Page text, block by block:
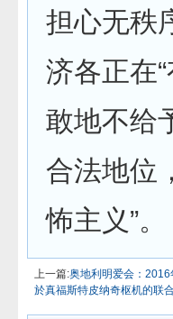
担心无秩
济各正在
敢地不给
合法地位
怖主义”。
上一篇:奥地利明爱会：
於真福斯特皮纳奇枢机的联